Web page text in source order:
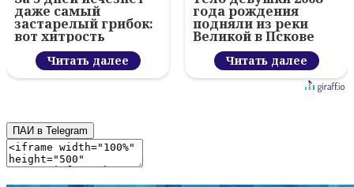
даже самый
застарелый грибок:
вот хитрость
Читать далее
года рождения
подняли из реки
Великой в Пскове
Читать далее
ПАИ в Telegram